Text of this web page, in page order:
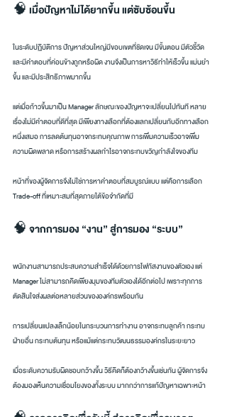
🧠 เมื่อปัญหาไม่ได้ยากขึ้น แต่ซับซ้อนขึ้น
ในระดับปฏิบัติการ ปัญหาส่วนใหญ่มีขอบเขตที่ชัดเจน มีขั้นตอน มีตัวชี้วัด
และมีคำตอบที่ค่อนข้างถูกหรือผิด งานจึงเป็นการหาวิธีทำให้เร็วขึ้น แม่นยำ
ขึ้น และมีประสิทธิภาพมากขึ้น
แต่เมื่อก้าวขึ้นมาเป็น Manager ลักษณะของปัญหาจะเปลี่ยนไปทันที หลาย
เรื่องไม่มีคำตอบที่ดีที่สุด มีเพียงทางเลือกที่ต้องแลกเปลี่ยนกับอีกทางเลือก
หนึ่งเสมอ การลดต้นทุนอาจกระทบคุณภาพ การเพิ่มความเร็วอาจเพิ่ม
ความผิดพลาด หรือการสร้างผลกำไรอาจกระทบขวัญกำลังใจของทีม
หน้าที่ของผู้จัดการจึงไม่ใช่การหาคำตอบที่สมบูรณ์แบบ แต่คือการเลือก
Trade-off ที่เหมาะสมที่สุดภายใต้ข้อจำกัดที่มี
🧠 จากการมอง “งาน” สู่การมอง “ระบบ”
พนักงานสามารถประสบความสำเร็จได้ด้วยการโฟกัสงานของตัวเอง แต่
Manager ไม่สามารถคิดเพียงมุมของทีมตัวเองได้อีกต่อไป เพราะทุกการ
ตัดสินใจส่งผลต่อหลายส่วนขององค์กรพร้อมกัน
การเปลี่ยนแปลงเล็กน้อยในกระบวนการทำงาน อาจกระทบลูกค้า กระทบ
ฝ่ายอื่น กระทบต้นทุน หรือแม้แต่กระทบวัฒนธรรมองค์กรในระยะยาว
เมื่อระดับความรับผิดชอบกว้างขึ้น วิธีคิดก็ต้องกว้างขึ้นเช่นกัน ผู้จัดการจึง
ต้องมองเห็นความเชื่อมโยงของทั้งระบบ มากกว่าการแก้ปัญหาเฉพาะหน้า